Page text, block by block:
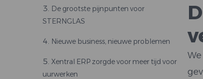
De grootste pijnpunten voor
STERNGLAS
Nieuwe business, nieuwe problemen
Xentral ERP zorgde voor meer tijd voor
uurwerken